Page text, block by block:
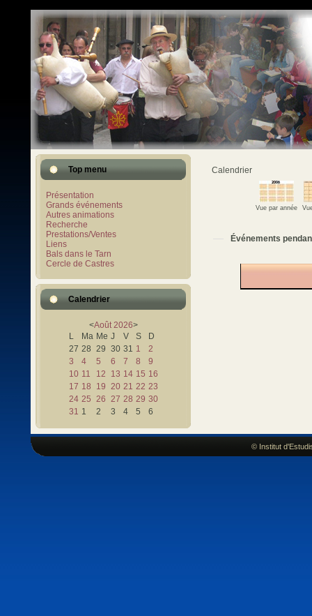
Top menu
Présentation
Grands événements
Autres animations
Recherche
Prestations/Ventes
Liens
Bals dans le Tarn
Cercle de Castres
Calendrier
<Août 2026>
L
Ma Me J V S
D
27 28 29 30 31 1
2
3
4 5 6 7 8
9
10 11 12 13 14 15 16
17 18 19 20 21 22 23
24 25 26 27 28 29 30
31 1 2 3 4 5 6
Calendrier
Vue par année
Événements
© Institut